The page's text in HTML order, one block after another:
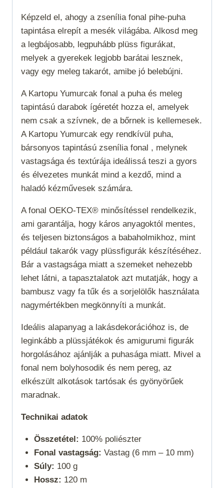
Képzeld el, ahogy a zsenília fonal pihe-puha
tapintása elrepít a mesék világába. Alkosd meg
a legbájosabb, legpuhább plüss figurákat,
melyek a gyerekek legjobb barátai lesznek,
vagy egy meleg takarót, amibe jó belebújni.
A Kartopu Yumurcak fonal a puha és meleg
tapintású darabok ígéretét hozza el, amelyek
nem csak a szívnek, de a bőrnek is kellemesek.
A Kartopu Yumurcak egy rendkívül puha,
bársonyos tapintású zsenília fonal , melynek
vastagsága és textúrája ideálissá teszi a gyors
és élvezetes munkát mind a kezdő, mind a
haladó kézművesek számára.
A fonal OEKO-TEX® minősítéssel rendelkezik,
ami garantálja, hogy káros anyagoktól mentes,
és teljesen biztonságos a babaholmikhoz, mint
például takarók vagy plüssfigurák készítéséhez.
Bár a vastagsága miatt a szemeket nehezebb
lehet látni, a tapasztalatok azt mutatják, hogy a
bambusz vagy fa tűk és a sorjelölők használata
nagymértékben megkönnyíti a munkát.
Ideális alapanyag a lakásdekorációhoz is, de
leginkább a plüssjátékok és amigurumi figurák
horgolásához ajánlják a puhasága miatt. Mivel a
fonal nem bolyhosodik és nem pereg, az
elkészült alkotások tartósak és gyönyörűek
maradnak.
Technikai adatok
Összetétel: 100% poliészter
Fonal vastagság: Vastag (6 mm – 10 mm)
Súly: 100 g
Hossz: 120 m